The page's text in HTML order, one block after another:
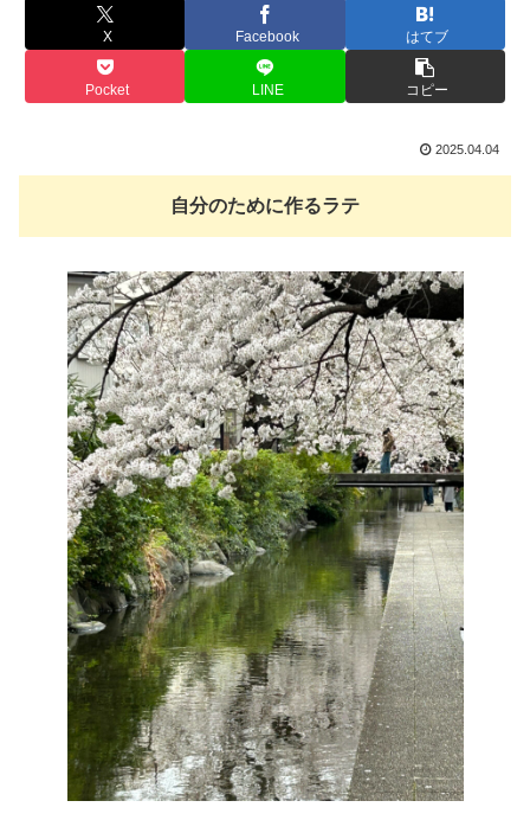
X Facebook はてブ
Pocket LINE コピー
2025.04.04
自分のために作るラテ